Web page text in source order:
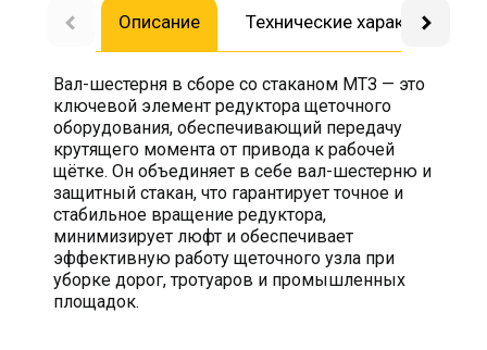
Описание Технические
Вал-шестерня в сборе со стаканом МТЗ — это
ключевой элемент редуктора щеточного
оборудования, обеспечивающий передачу
крутящего момента от привода к рабочей
щётке. Он объединяет в себе вал-шестерню и
защитный стакан, что гарантирует точное и
стабильное вращение редуктора,
минимизирует люфт и обеспечивает
эффективную работу щеточного узла при
уборке дорог, тротуаров и промышленных
площадок.